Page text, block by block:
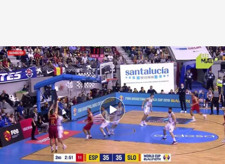
bemad.es
26 NOV 2017 - 20:31h.
Compartir
Gran consecución de jugadas del español.
Rabaseda ha anotado otro triple ante Eslovenia.